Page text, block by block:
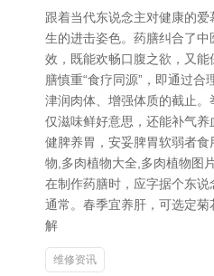
跟着当代东说念主对健康的
生的进击姿色。药膳纠合了
效，既能欢畅口腹之欲，又
膳慎重“食疗同源”，即通过合
津润肉体、增强体质的截止
仅滋味鲜好意思，还能补气
健脾养胃，安妥脾胃软弱者
物,多肉植物大全,多肉植物图
在制作药膳时，应字据个东
通常。春季宜养肝，可选定
解
维修资讯